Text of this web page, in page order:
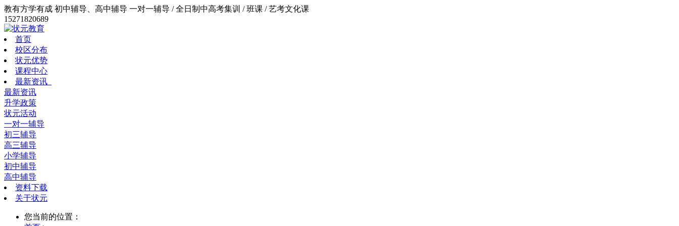
教有方学有成 初中辅导、高中辅导 一对一辅导 / 全日制中高考集训 / 班课 / 艺考文化课
15271820689
首页
校区分布
状元优势
课程中心
最新资讯
最新资讯
升学政策
状元活动
一对一辅导
初三辅导
高三辅导
小学辅导
初中辅导
高中辅导
资料下载
关于状元
您当前的位置：